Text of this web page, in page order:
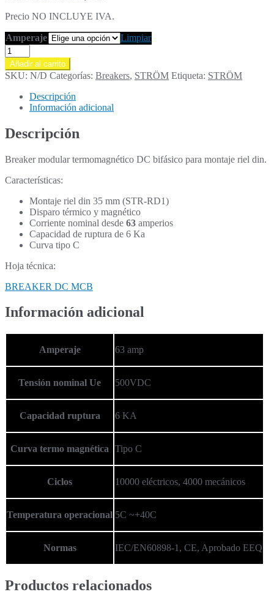
Precio NO INCLUYE IVA.
Amperaje
Limpiar
Breaker
riel
din
DC
bifásico
amperios
STM1
Ström
Añadir al carrito
SKU: N/D Categorías: Breakers, STRÖM Etiqueta: STRÖM
Descripción
Información adicional
Descripción
Breaker modular termomagnético DC bifásico para montaje riel din.
Características:
Montaje riel din 35 mm (STR-RD1)
Disparo térmico y magnético
Corriente nominal desde 63 amperios
Capacidad de ruptura de 6 Ka
Curva tipo C
Hoja técnica:
BREAKER DC MCB
Información adicional
Amperaje 63 amp
Tensión nominal Ue 500VDC
Capacidad ruptura 6 KA
Curva termo magnética Tipo C
Ciclos 10000 eléctricos, 4000 mecánicos
Temperatura operacional 5C ~+40C
Normas IEC/EN60898-1, CE, Aprobado EEQ
Productos relacionados